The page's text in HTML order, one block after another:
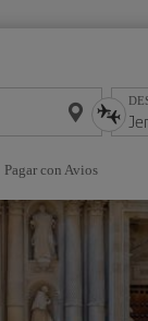
Pagar con Avios